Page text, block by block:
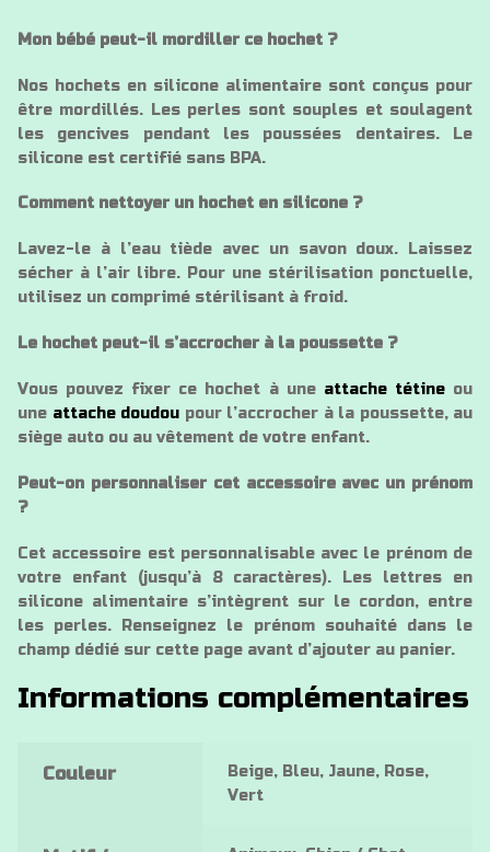
Mon bébé peut-il mordiller ce hochet ?
Nos hochets en silicone alimentaire sont conçus pour
être mordillés. Les perles sont souples et soulagent
les gencives pendant les poussées dentaires. Le
silicone est certifié sans BPA.
Comment nettoyer un hochet en silicone ?
Lavez-le à l’eau tiède avec un savon doux. Laissez
sécher à l’air libre. Pour une stérilisation ponctuelle,
utilisez un comprimé stérilisant à froid.
Le hochet peut-il s’accrocher à la poussette ?
Vous pouvez fixer ce hochet à une attache tétineou
une attache doudou pour l’accrocher à la poussette, au
siège auto ou au vêtement de votre enfant.
Peut-on personnaliser cet accessoire avec un prénom
?
Cet accessoire est personnalisable avec le prénom de
votre enfant (jusqu’à 8 caractères). Les lettres en
silicone alimentaire s’intègrent sur le cordon, entre
les perles. Renseignez le prénom souhaité dans le
champ dédié sur cette page avant d’ajouter au panier.
Informations complémentaires
Couleur
Beige, Bleu, Jaune, Rose,
Vert